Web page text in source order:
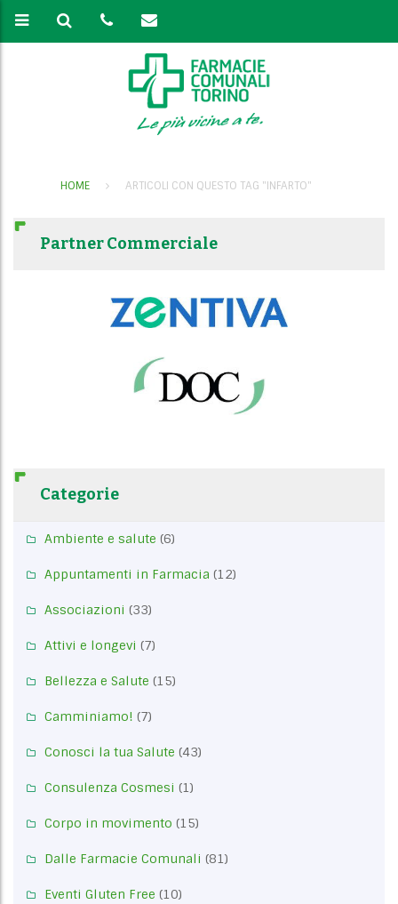
HOME ARTICOLI CON QUESTO TAG "INFARTO"
Partner Commerciale
Categorie
Ambiente e salute (6)
Appuntamenti in Farmacia (12)
Associazioni (33)
Attivi e longevi (7)
Bellezza e Salute (15)
Camminiamo! (7)
Conosci la tua Salute (43)
Consulenza Cosmesi (1)
Corpo in movimento (15)
Dalle Farmacie Comunali (81)
Eventi Gluten Free (10)